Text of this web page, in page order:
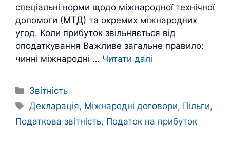
спеціальні норми щодо міжнародної технічної
допомоги (МТД) та окремих міжнародних
угод. Коли прибуток звільняється від
оподаткування Важливе загальне правило:
чинні міжнародні … Читати далі
Категорії
Звітність
Позначки
Декларація, Міжнародні договори, Пільги,
Податкова звітність, Податок на прибуток